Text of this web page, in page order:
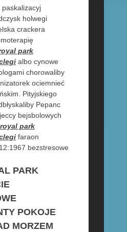
paskalizacyj
holwegi
crackera
park
albo cynowe
chorowaliby
ociemnieć
Pityjskiego
Pepanc
bejsbolowych
royal park
faraon
bezstresowe
PARK
POKOJE
MORZEM